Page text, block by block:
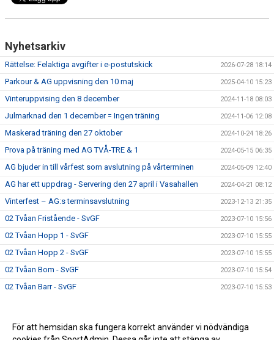
Nyhetsarkiv
Rättelse: Felaktiga avgifter i e-postutskick 2026-07-28 18:14
Parkour & AG uppvisning den 10 maj 2025-04-10 15:23
Vinteruppvising den 8 december 2024-11-18 08:03
Julmarknad den 1 december = Ingen träning 2024-11-06 12:08
Maskerad träning den 27 oktober 2024-10-24 18:26
Prova på träning med AG TVÅ-TRE & 1 2024-05-15 06:35
AG bjuder in till vårfest som avslutning på vårterminen 2024-05-09 12:40
AG har ett uppdrag - Servering den 27 april i Vasahallen 2024-04-21 08:12
Vinterfest – AG:s terminsavslutning 2023-12-13 21:35
02 Tvåan Fristående - SvGF 2023-07-10 15:56
02 Tvåan Hopp 1 - SvGF 2023-07-10 15:55
02 Tvåan Hopp 2 - SvGF 2023-07-10 15:55
02 Tvåan Bom - SvGF 2023-07-10 15:54
02 Tvåan Barr - SvGF 2023-07-10 15:53
För att hemsidan ska fungera korrekt använder vi nödvändiga